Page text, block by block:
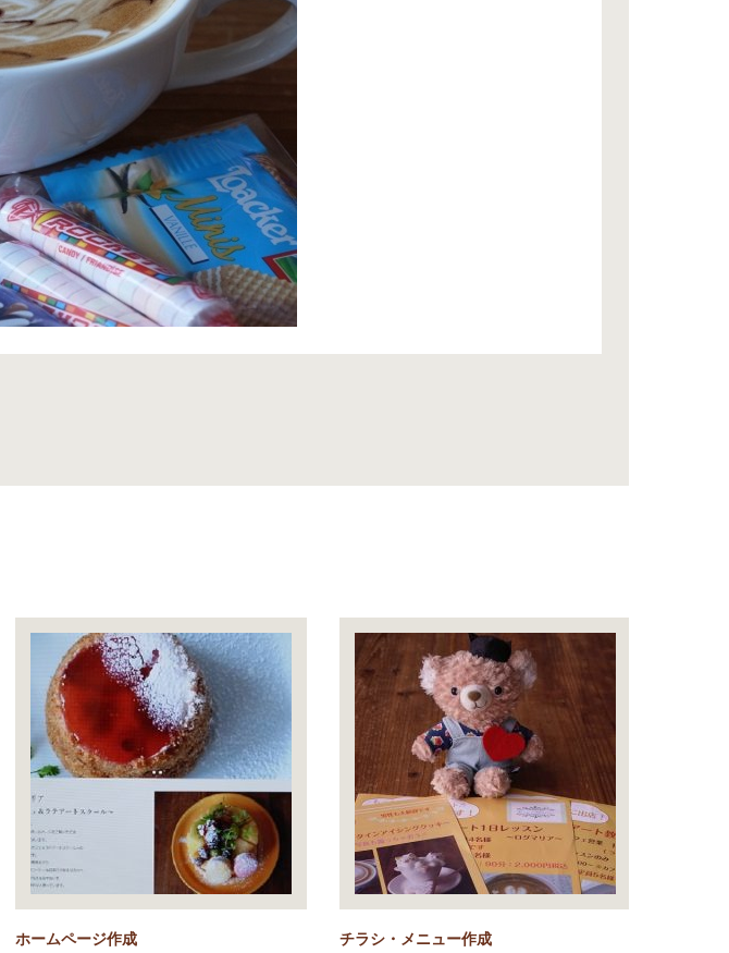
ホームページ作成 チラシ・メニュー作成